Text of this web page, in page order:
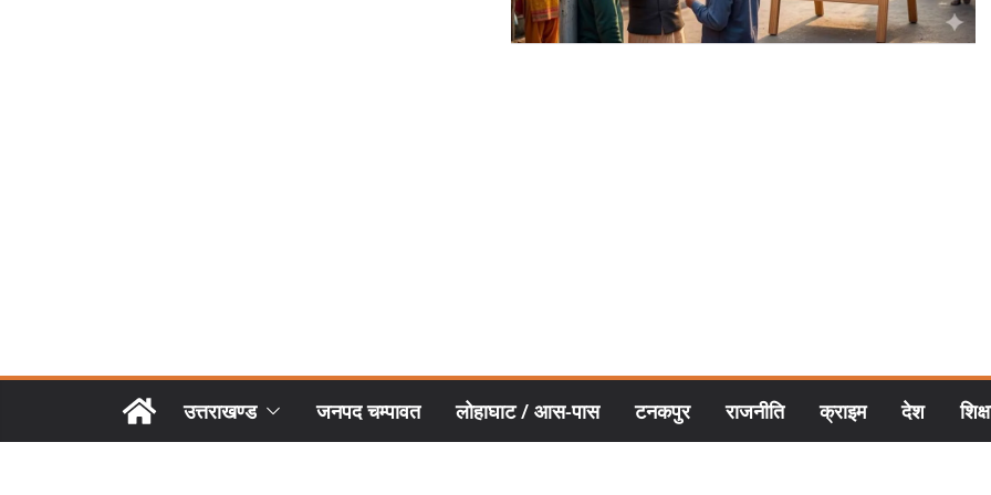
उत्तराखण्ड जनपद चम्पावत लोहाघाट / आस-पास टनकपुर राजनीति क्राइम देश